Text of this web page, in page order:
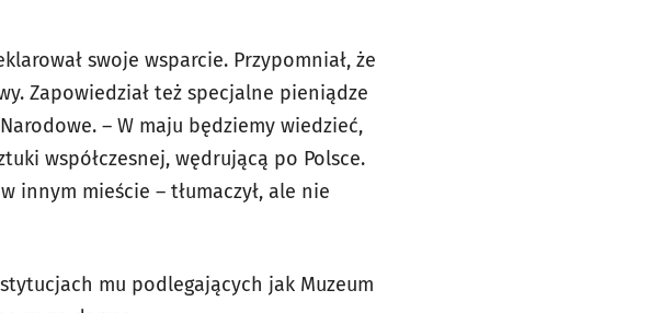
swoje wsparcie. Przypomniał, że
Zapowiedział też specjalne pieniądze
– W maju będziemy wiedzieć,
współczesnej, wędrującą po Polsce.
innym mieście – tłumaczył, ale nie
mu podlegających jak Muzeum